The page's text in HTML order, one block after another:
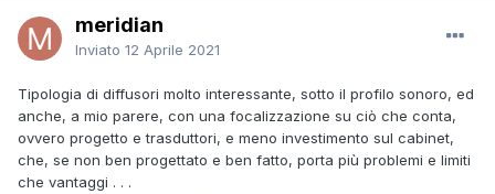
meridian
Inviato 12 Aprile 2021
Tipologia di diffusori molto interessante, sotto il profilo sonoro, ed
anche, a mio parere, con una focalizzazione su ciò che conta,
ovvero progetto e trasduttori, e meno investimento sul cabinet,
che, se non ben progettato e ben fatto, porta più problemi e limiti
che vantaggi . . .